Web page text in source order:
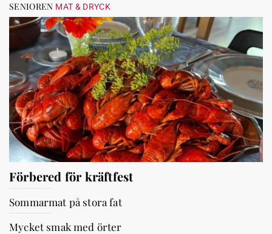
SENIOREN MAT & DRYCK
Förbered för kräftfest
Sommarmat på stora fat
Mycket smak med örter